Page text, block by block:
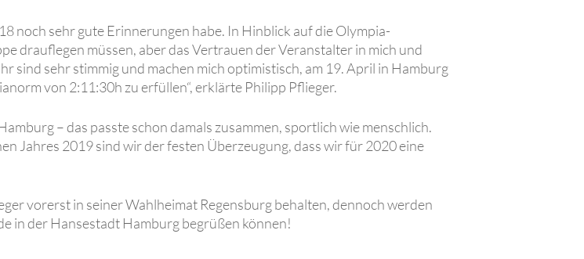
noch sehr gute Erinnerungen habe. In Hinblick auf die Olympia-
drauflegen müssen, aber das Vertrauen der Veranstalter in mich und
sind sehr stimmig und machen mich optimistisch, am 19. April in Hamburg
von 2:11:30h zu erfüllen“, erklärte Philipp Pflieger.
– das passte schon damals zusammen, sportlich wie menschlich.
Jahres 2019 sind wir der festen Überzeugung, dass wir für 2020 eine
vorerst in seiner Wahlheimat Regensburg behalten, dennoch werden
in der Hansestadt Hamburg begrüßen können!